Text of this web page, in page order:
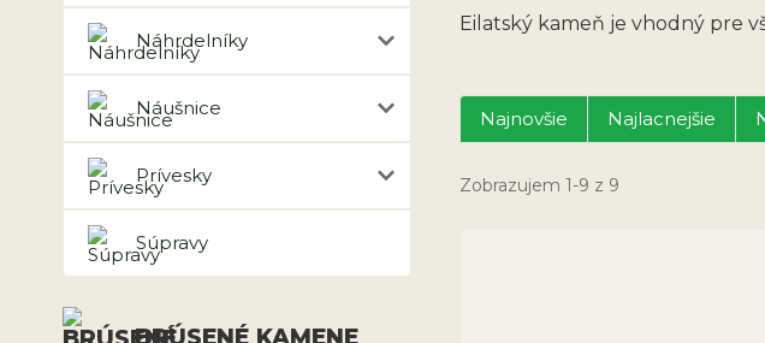
Náhrdelníky
Náušnice
Prívesky
Súpravy
BRÚSENÉ KAMENE
Eilatský kameň je vhodný pre
Najnovšie Najlacnejšie
Zobrazujem 1-9 z 9